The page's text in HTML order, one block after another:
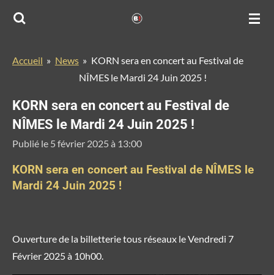
Passer
principal
Accueil » News » KORN sera en concert au Festival de
NÎMES le Mardi 24 Juin 2025 !
KORN sera en concert au Festival de
NÎMES le Mardi 24 Juin 2025 !
Publié le 5 février 2025 à 13:00
KORN sera en concert au Festival de NÎMES le
Mardi 24 Juin 2025 !
Ouverture de la billetterie tous réseaux le Vendredi 7
Février 2025 à 10h00.